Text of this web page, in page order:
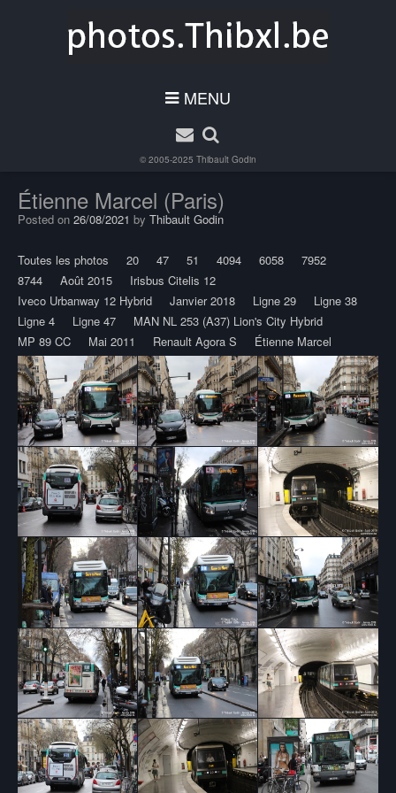
MENU
© 2005-2025 Thibault Godin
Étienne Marcel (Paris)
Posted on 26/08/2021 by Thibault Godin
Toutes les photos 20 47 51 4094 6058
7952
8744
Août 2015
Irisbus Citelis 12
Iveco Urbanway 12 Hybrid
Janvier 2018 Ligne 29
Ligne 38
Ligne 4
Ligne 47
MAN NL 253 (A37) Lion's City Hybrid
MP 89 CC
Mai 2011 Renault Agora S Étienne Marcel